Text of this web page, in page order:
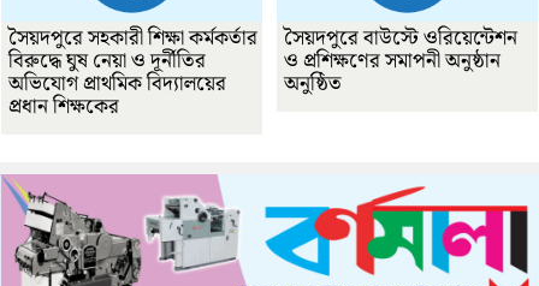
সৈয়দপুরে সহকারী শিক্ষা কর্মকর্তার
বিরুদ্ধে ঘুষ নেয়া ও দূর্নীতির
অভিযোগ প্রাথমিক বিদ্যালয়ের
প্রধান শিক্ষকের
সৈয়দপুরে বাউস্টে ওরিয়েন্টেশন
ও প্রশিক্ষণের সমাপনী অনুষ্ঠান
অনুষ্ঠিত